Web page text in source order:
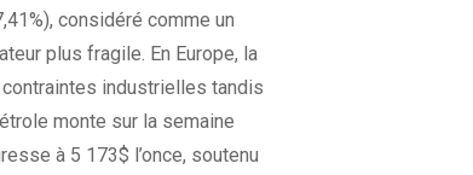
considéré comme un
plus fragile. En Europe, la
industrielles tandis
monte sur la semaine
à 5 173$ l’once, soutenu